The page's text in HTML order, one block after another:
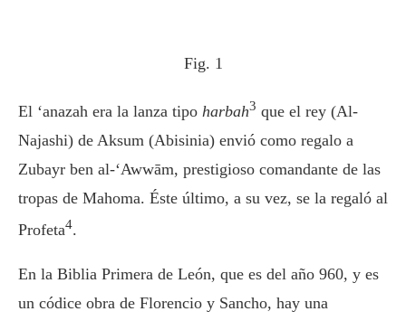
Fig. 1
El ‘anazah era la lanza tipo harbah3 que el rey (Al-
Najashi) de Aksum (Abisinia) envió como regalo a
Zubayr ben al-‘Awwām, prestigioso comandante de las
tropas de Mahoma. Éste último, a su vez, se la regaló al
Profeta4.
En la Biblia Primera de León, que es del año 960, y es
un códice obra de Florencio y Sancho, hay una